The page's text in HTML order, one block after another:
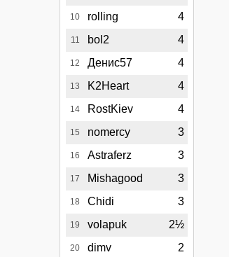
10 rolling 4
11 bol2 4
12 Денис57 4
13 K2Heart 4
14 RostKiev 4
15 nomercy 3
16 Astraferz 3
17 Mishagood 3
18 Chidi 3
19 volapuk 2½
20 dimv 2